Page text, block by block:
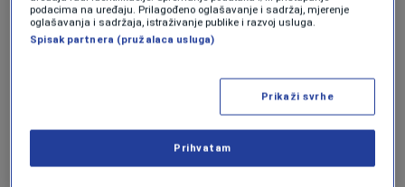
Borenović, koji je predsjedavajući Komisije za
usvajanaje Izmjena i dopuna Zakon o
mjeriteljstvu na način, kako je kazao, koji je
potpuno odraz jednog normalnog rada
parlamentarne komisije.
podacima na uređaju. Prilagođeno oglašavanje i sadržaj, mjerenje
oglašavanja i sadržaja, istraživanje publike i razvoj usluga.
Spisak partnera (pružalaca usluga)
Prikaži svrhe
Prihvatam